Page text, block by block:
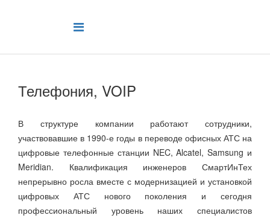
Телефония, VOIP
В структуре компании работают сотрудники,
участвовавшие в 1990-е годы в переводе офисных АТС на
цифровые телефонные станции NEC, Alcatel, Samsung и
Meridian. Квалификация инженеров СмартИнТех
непрерывно росла вместе с модернизацией и установкой
цифровых АТС нового поколения и сегодня
профессиональный уровень наших специалистов